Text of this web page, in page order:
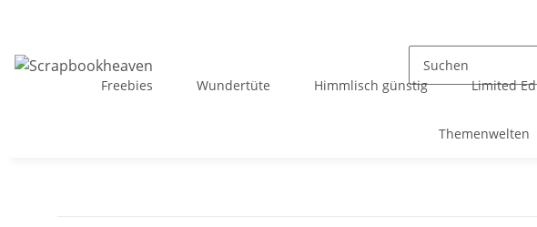
Freebies
Wundertüte Himmlisch günstig Limited Ed
Themenwelten